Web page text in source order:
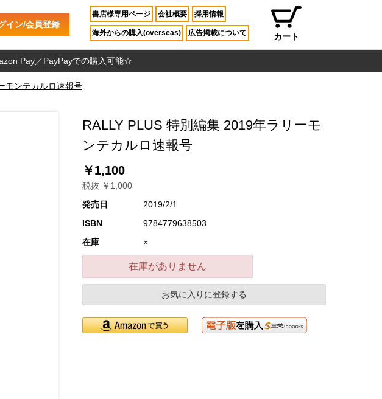
イン/会員登録
書店様専用ページ 会社概要 採用情報
海外からの購入(overseas) 広告掲載について カート
Pay／PayPayでの購入可能☆
モンテカルロ速報号
RALLY PLUS 特別編集 2019年ラリーモ
ンテカルロ速報号
￥1,100
税抜 ￥1,000
発売日
2019/2/1
ISBN
9784779638503
在庫
×
在庫がありません
お気に入りに登録する